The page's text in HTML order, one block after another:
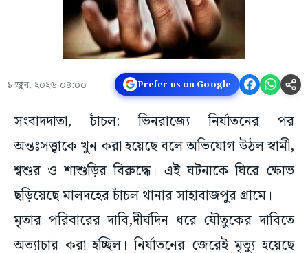
১ জুন, ২০২৬ ০৪:০০ Prefer us on Google
সংবাদদাতা, চাঁচল: ভিনরাজ্যে নির্যাতনের পর
অন্তঃসত্ত্বাকে খুন করা হয়েছে বলে অভিযোগ উঠল স্বামী,
শ্বশুর ও শাশুড়ির বিরুদ্ধে। এই ঘটনাকে ঘিরে ক্ষোভ
ছড়িয়েছে মালদহের চাঁচল থানার সাহাবাজপুর গ্রামে।
মৃতার পরিবারের দাবি,দীর্ঘদিন ধরে যৌতুকের দাবিতে
অত্যাচার করা হচ্ছিল। নির্যাতনের জেরেই মৃত্যু হয়েছে